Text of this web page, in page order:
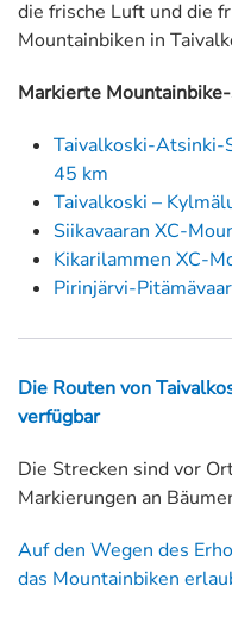
die frische Luft und die
Mountainbiken in
Markierte
Taivalkoski-Atsinki-
45 km
Taivalkoski –
Siikavaaran XC-
Kikarilammen XC-
Pirinjärvi-
Die Routen von
verfügbar
Die Strecken sind vor
Markierungen an
Auf den Wegen des
das Mountainbiken